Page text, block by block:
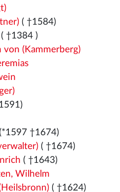
( †1584)
( †1384 )
von (Kammerberg)
†1674)
( †1674)
( †1643)
Wilhelm
( †1624)